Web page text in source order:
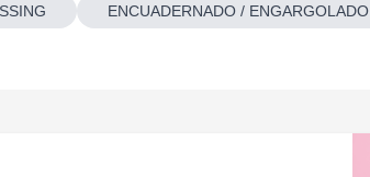
ENCUADERNADO / ENGARGOLADO